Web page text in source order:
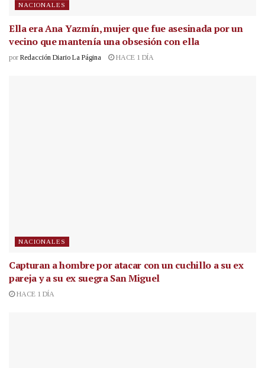
NACIONALES
Ella era Ana Yazmín, mujer que fue asesinada por un
vecino que mantenía una obsesión con ella
por Redacción Diario La Página HACE 1 DÍA
NACIONALES
Capturan a hombre por atacar con un cuchillo a su ex
pareja y a su ex suegra San Miguel
HACE 1 DÍA